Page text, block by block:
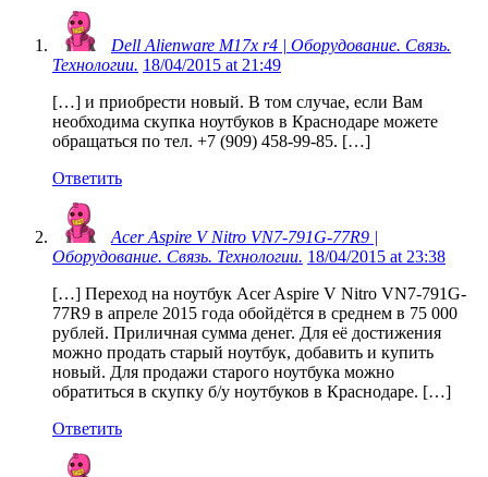
Dell Alienware M17x r4 | Оборудование. Связь.
Технологии. 18/04/2015 at 21:49
[…] и приобрести новый. В том случае, если Вам
необходима скупка ноутбуков в Краснодаре можете
обращаться по тел. +7 (909) 458-99-85. […]
Ответить
Acer Aspire V Nitro VN7-791G-77R9 |
Оборудование. Связь. Технологии. 18/04/2015 at 23:38
[…] Переход на ноутбук Acer Aspire V Nitro VN7-791G-
77R9 в апреле 2015 года обойдётся в среднем в 75 000
рублей. Приличная сумма денег. Для её достижения
можно продать старый ноутбук, добавить и купить
новый. Для продажи старого ноутбука можно
обратиться в скупку б/у ноутбуков в Краснодаре. […]
Ответить